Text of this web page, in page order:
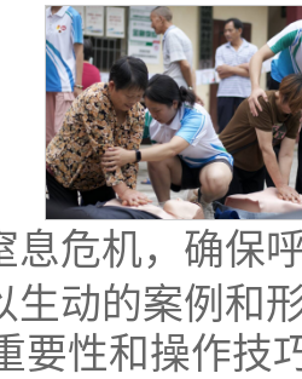
息危机，确
生动的案例和
要性和操作技